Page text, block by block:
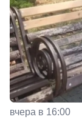
вчера в 16:00